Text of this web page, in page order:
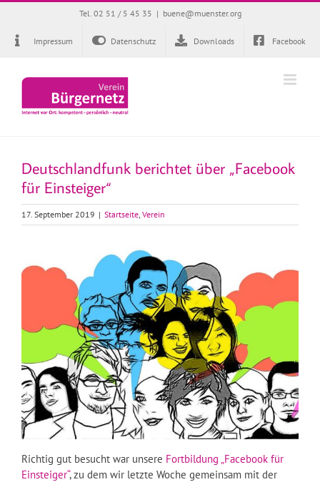
Zum
springen
Tel. 02 51 / 5 45 35 | buene@muenster.org
Impressum Datenschutz Downloads Facebook
Deutschlandfunk berichtet über „Facebook
für Einsteiger“
17. September 2019 | Startseite, Verein
Richtig gut besucht war unsere Fortbildung „Facebook für
Einsteiger“, zu dem wir letzte Woche gemeinsam mit der